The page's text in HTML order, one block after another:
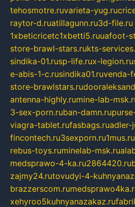
tehosmotre.ruvarieta-yug.ru
raytor-d.ruatillagunn.ru3d-file.ru
1xbeticricetc1xbetti5.ruuafoot-
store-brawl-stars.rukts-
sindika-01.rusp-life.rux-legion.ru
e-abis-1-c.rusindika01.ruvenda-
store-brawlstars.ru
antenna-highly.rumine-lab-
3-sex-porn.ruban-damn.ru
viagra-tablet.rufasbags.ruadler-
fincontech.ru3sexporn.ru1mus.ru
rebus-toys.ruminelab-msk.ru
medsprawo-4-ka.ru2864420.ru
zajmy24.rutovudyi-4-
brazzerscom.ru
xehyroo5kuhnyanazakaz.ru